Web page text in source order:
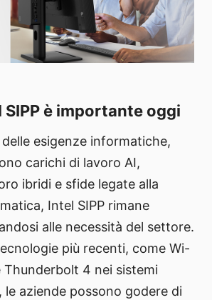
SIPP è importante oggi
esigenze informatiche,
carichi di lavoro AI,
ibridi e sfide legate alla
Intel SIPP rimane
alle necessità del settore.
più recenti, come Wi-
Thunderbolt 4 nei sistemi
le aziende possono godere di